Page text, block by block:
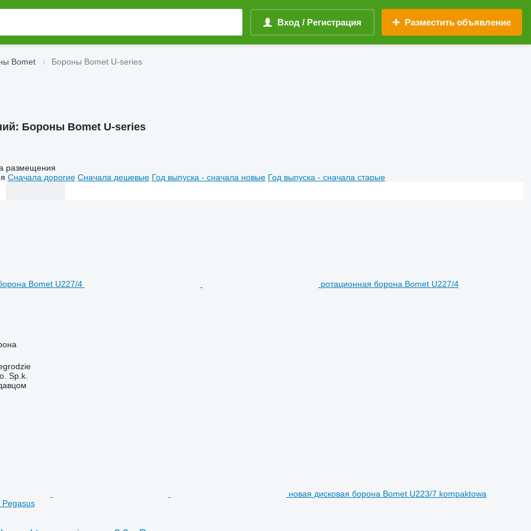
Вход / Регистрация Разместить объявление
Bomet Бороны Bomet U-series
Бороны Bomet U-series
размещения
Сначала дорогие Сначала дешевые Год выпуска - сначала новые Год выпуска - сначала старые
ротационная борона Bomet U227/4
Sp.k.
новая дисковая борона Bomet U223/7 kompaktowa